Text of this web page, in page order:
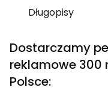
Długopisy
Dostarczamy
reklamowe 300
Polsce: